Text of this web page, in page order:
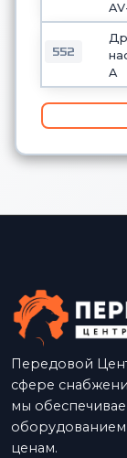
552
A
Передовой
сфере
мы
ценам.